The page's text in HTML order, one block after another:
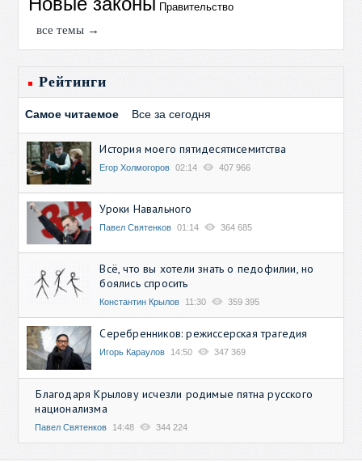
Правительство
все темы →
Рейтинги
Самое читаемое Все за сегодня
История моего пятидесятисемитства
Егор Холмогоров 02:14 407 966
Уроки Навального
Павел Святенков 01:14 364 685
Всё, что вы хотели знать о педофилии, но
боялись спросить
Константин Крылов 11:30 359 395
Серебренников: режиссерская трагедия
Игорь Караулов 14:50 347 369
Благодаря Крылову исчезли родимые пятна русского
национализма
Павел Святенков 14:48 344 224